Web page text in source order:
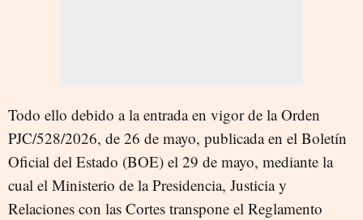
Todo ello debido a la entrada en vigor de la Orden
PJC/528/2026, de 26 de mayo, publicada en el Boletín
Oficial del Estado (BOE) el 29 de mayo, mediante la
cual el Ministerio de la Presidencia, Justicia y
Relaciones con las Cortes transpone el Reglamento